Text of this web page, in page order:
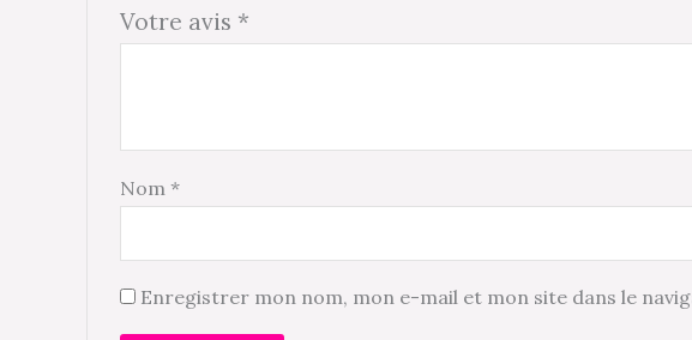
Votre avis *
Nom *
Enregistrer mon nom, mon e-mail et mon site dans le